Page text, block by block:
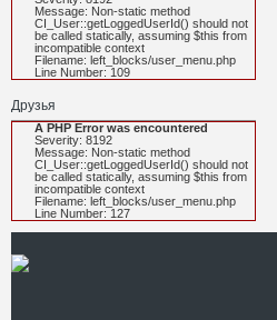
Message: Non-static method
CI_User::getLoggedUserId() should not
be called statically, assuming $this from
incompatible context
Filename: left_blocks/user_menu.php
Line Number: 109
Друзья
A PHP Error was encountered
Severity: 8192
Message: Non-static method
CI_User::getLoggedUserId() should not
be called statically, assuming $this from
incompatible context
Filename: left_blocks/user_menu.php
Line Number: 127